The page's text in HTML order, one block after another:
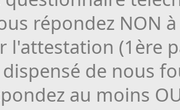
répondez
l'attestation (1ère
de nous
au moins